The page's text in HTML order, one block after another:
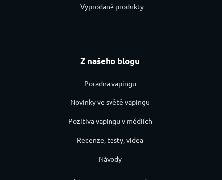
Vyprodané produkty
Z našeho blogu
Poradna vapingu
Novinky ve světě vapingu
Pozitiva vapingu v médiích
Recenze, testy, videa
Návody